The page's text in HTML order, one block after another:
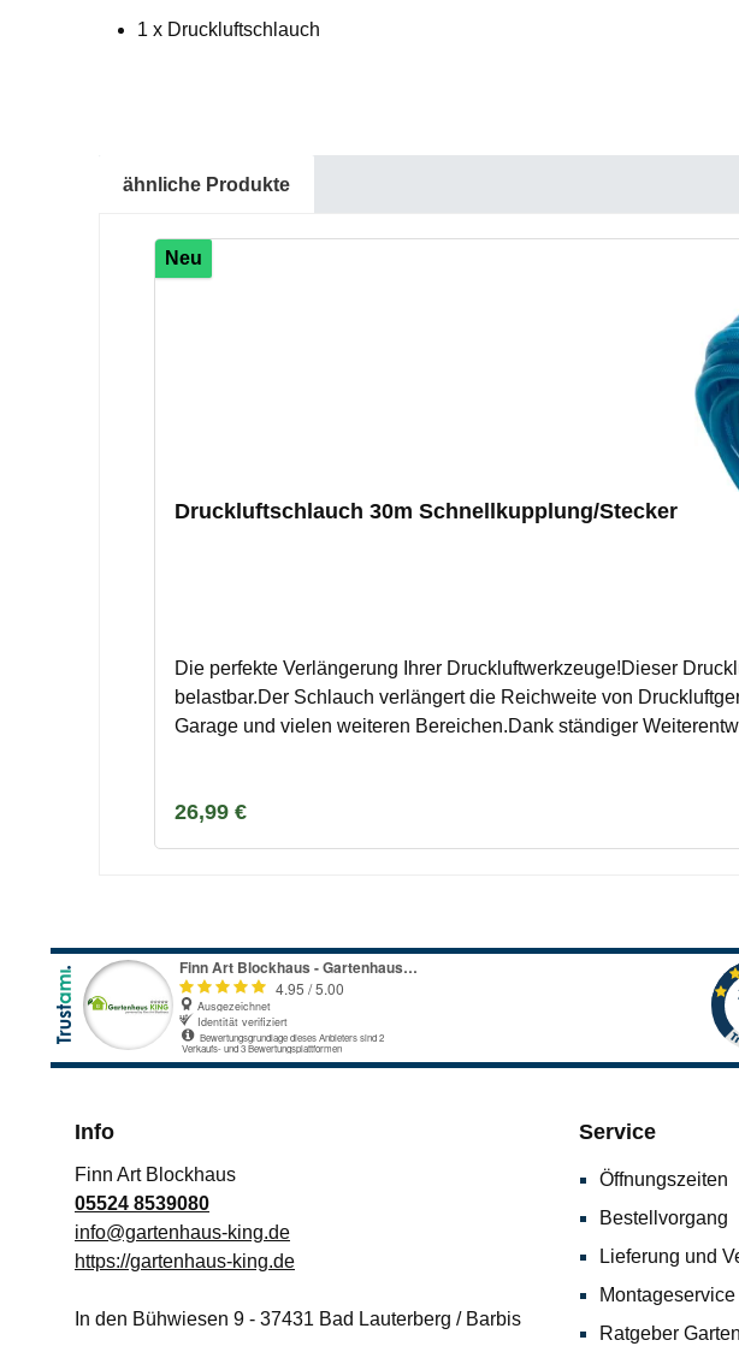
1 x Druckluftschlauch
ähnliche Produkte
Produktgalerie überspringen
Neu
Druckluftschlauch 30m Schnellkupplung/Stecker
Die perfekte Verlängerung Ihrer Druckluftwerkzeuge!Dieser
belastbar.Der Schlauch verlängert die Reichweite von
Garage und vielen weiteren Bereichen.Dank ständiger
ist.Vielseitig einsetzbar: Werkstatt, KFZ-Bereich, Garten,
Regulärer Preis:
26,99 €
Info
Finn Art Blockhaus
05524 8539080
info@gartenhaus-king.de
https://gartenhaus-king.de
In den Bühwiesen 9 - 37431 Bad Lauterberg / Barbis
Service
Öffnungszeiten
Bestellvorgang
Lieferung und
Montageservice
Ratgeber